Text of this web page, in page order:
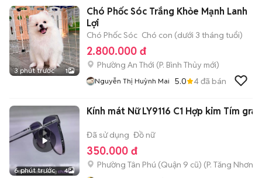
3 phút trước 1
Chó Phốc Sóc Trắng Khỏe Mạnh Lanh
Lợi
Chó Phốc Sóc Chó con (dưới 3 tháng tuổi)
2.800.000 đ
Phường An Thới (P. Bình Thủy mới)
Nguyễn Thị Huỳnh Mai 5.0 4đã bán
6 phút trước 4
Kính mát Nữ LY9116 C1 Hợp kim Tím
Đã sử dụng Đồ nữ
350.000 đ
Phường Tân Phú (Quận 9 cũ) (P. Tăng Nhơn